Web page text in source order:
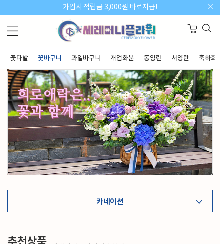
가입시 적립금 3,000원 바로지급!
꽃다발 꽃바구니 과일바구니 개업화분 동양란 서양란 축하화
카네이션